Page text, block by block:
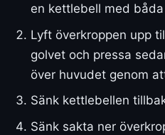
en kettlebell med
Lyft överkroppen upp
golvet och pressa
över huvudet genom
Sänk kettlebellen
Sänk sakta ner